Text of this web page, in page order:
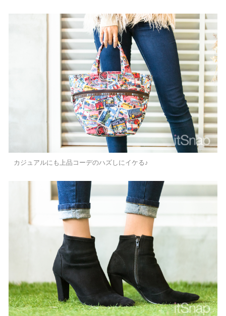
カジュアルにも上品コーデのハズしにイケる♪